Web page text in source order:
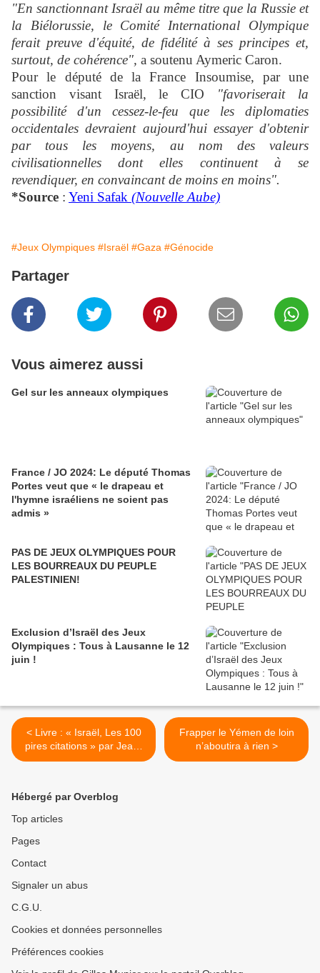
"En sanctionnant Israël au même titre que la Russie et
la Biélorussie, le Comité International Olympique
ferait preuve d'équité, de fidélité à ses principes et,
surtout, de cohérence", a soutenu Aymeric Caron.
Pour le député de la France Insoumise, par une
sanction visant Israël, le CIO "favoriserait la
possibilité d'un cessez-le-feu que les diplomaties
occidentales devraient aujourd'hui essayer d'obtenir
par tous les moyens, au nom des valeurs
civilisationnelles dont elles continuent à se
revendiquer, en convaincant de moins en moins".
*Source : Yeni Safak (Nouvelle Aube)
#Jeux Olympiques #Israël #Gaza #Génocide
Partager
Vous aimerez aussi
Gel sur les anneaux olympiques
France / JO 2024: Le député Thomas
Portes veut que « le drapeau et
l'hymne israéliens ne soient pas
admis »
PAS DE JEUX OLYMPIQUES POUR
LES BOURREAUX DU PEUPLE
PALESTINIEN!
Exclusion d’Israël des Jeux
Olympiques : Tous à Lausanne le 12
juin !
< Livre : « Israël, Les 100
pires citations » par Jean-
Pierre Bouché et Michel
Frapper le Yémen de loin
n’aboutira à rien >
Hébergé par Overblog
Top articles
Pages
Contact
Signaler un abus
C.G.U.
Cookies et données personnelles
Préférences cookies